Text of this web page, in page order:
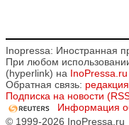
Inopressa: Иностранная
При любом
(hyperlink) на InoPressa.ru
Обратная связь: редакция
Подписка на новости
Информация
© 1999-2026 InoPressa.ru